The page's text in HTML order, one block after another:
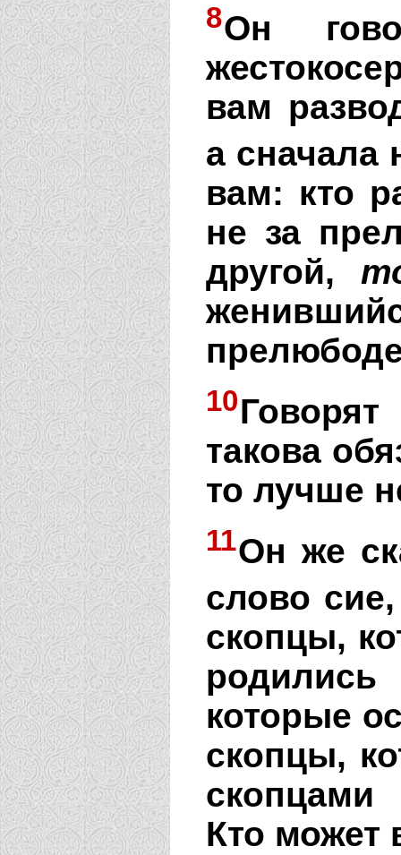
8Он
вам
а сначала
вам: кто
не за
другой,
10
такова
то лучше
11Он же
слово
скопцы,
которые
скопцы,
скопцами
Кто может